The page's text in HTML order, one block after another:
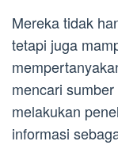
Mereka tidak
tetapi juga
mencari
melakukan
informasi